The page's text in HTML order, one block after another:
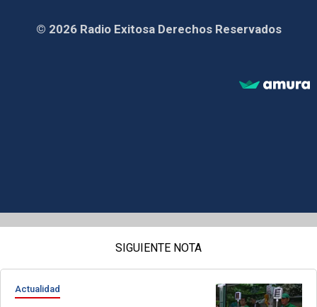
© 2026 Radio Exitosa Derechos Reservados
SIGUIENTE NOTA
Actualidad